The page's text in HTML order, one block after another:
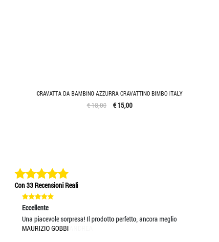
CRAVATTA DA BAMBINO AZZURRA CRAVATTINO BIMBO ITALY
€ 18,00 € 15,00
Con 33 Recensioni Reali
Eccellente
Una piacevole sorpresa! Il prodotto perfetto, ancora meglio
MAURIZIO GOBBI